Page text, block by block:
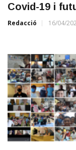
Covid-19 i
Redacció 16/04/